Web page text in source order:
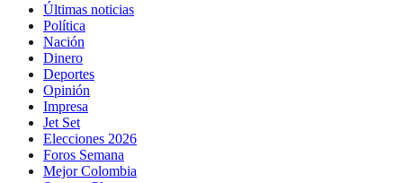
Últimas noticias
Política
Nación
Dinero
Deportes
Opinión
Impresa
Jet Set
Elecciones 2026
Foros Semana
Mejor Colombia